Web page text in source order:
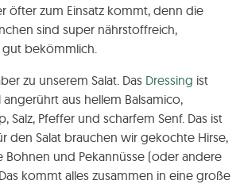
öfter zum Einsatz kommt, denn die
sind super nährstoffreich,
bekömmlich.
zu unserem Salat. Das Dressing ist
aus hellem Balsamico,
Salz, Pfeffer und scharfem Senf. Das ist
den Salat brauchen wir gekochte Hirse,
Bohnen und Pekannüsse (oder andere
kommt alles zusammen in eine große